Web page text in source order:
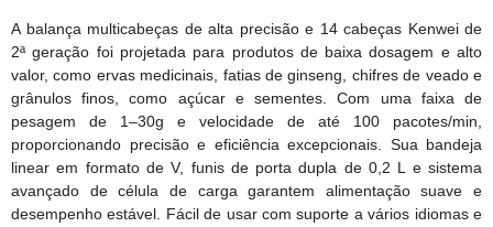
A balança multicabeças de alta precisão e 14 cabeças Kenwei de
2ª geração foi projetada para produtos de baixa dosagem e alto
valor, como ervas medicinais, fatias de ginseng, chifres de veado e
grânulos finos, como açúcar e sementes. Com uma faixa de
pesagem de 1–30g e velocidade de até 100 pacotes/min,
proporcionando precisão e eficiência excepcionais. Sua bandeja
linear em formato de V, funis de porta dupla de 0,2 L e sistema
avançado de célula de carga garantem alimentação suave e
desempenho estável. Fácil de usar com suporte a vários idiomas e